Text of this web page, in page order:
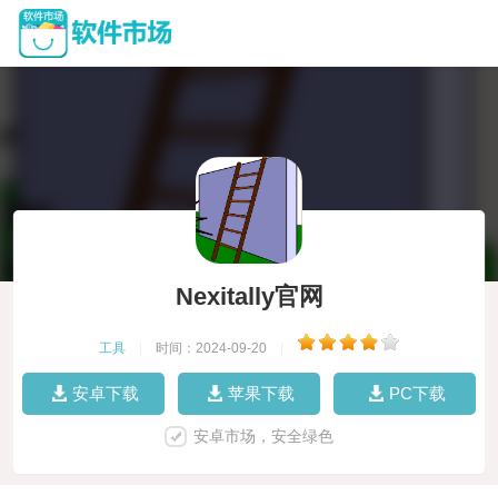
Nexitally官网
工具 时间：2024-09-20
安卓下载 苹果下载 PC下载
安卓市场，安全绿色